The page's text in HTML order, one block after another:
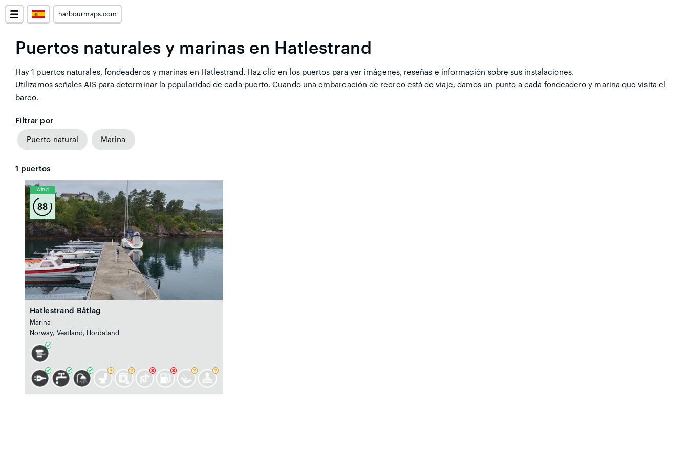
harbourmaps.com
Puertos naturales y marinas en Hatlestrand
Hay 1 puertos naturales, fondeaderos y marinas en Hatlestrand. Haz clic en los puertos para ver imágenes, reseñas e información sobre sus instalaciones.
Utilizamos señales AIS para determinar la popularidad de cada puerto. Cuando una embarcación de recreo está de viaje, damos un punto a cada fondeadero y marina que visita el
barco.
Filtrar por
Puerto natural Marina
1 puertos
Wind
88
Hatlestrand Båtlag
Marina
Norway, Vestland, Hordaland